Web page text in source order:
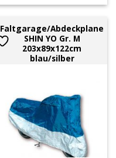
Faltgarage/Abdeckplane
SHIN YO Gr. M
203x89x122cm
blau/silber